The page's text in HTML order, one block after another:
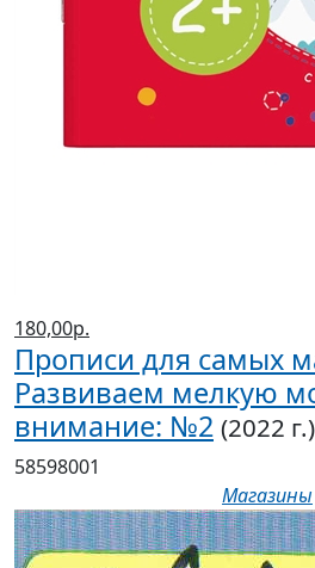
180,00р.
Прописи для самых
Развиваем мелкую
внимание: №2 (2022 г.)
58598001
Магазины